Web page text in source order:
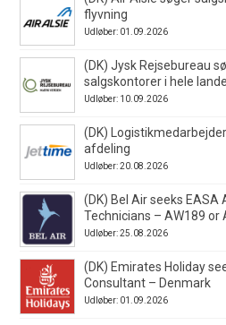
flyvning
Udløber: 01.09.2026
(DK) Jysk Rejsebureau
salgskontorer i hele
Udløber: 10.09.2026
(DK)
afdeling
Udløber: 20.08.2026
(DK) Bel Air seeks
Technicians – AW189 or
Udløber: 25.08.2026
(DK) Emirates Holiday
Consultant – Denmark
Udløber: 01.09.2026